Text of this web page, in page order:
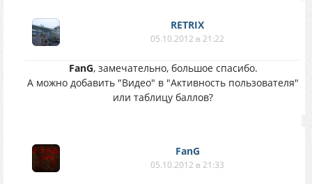
RETRIX
05.10.2012 в 21:22
FanG, замечательно, большое спасибо.
А можно добавить "Видео" в "Активность пользователя"
или таблицу баллов?
FanG
05.10.2012 в 21:33